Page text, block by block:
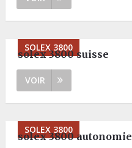
SOLEX 3800
solex 3800 suisse
VOIR
SOLEX 3800
solex 3800 autonomie